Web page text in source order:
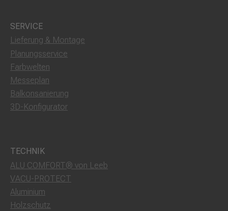
SERVICE
Lieferung & Montage
Planungsservice
Farbwelten
Messeplan
Balkonsanierung
3D-Konfigurator
TECHNIK
ALU COMFORT® von Leeb
VACU-PROTECT
Aluminium
Holzschutz